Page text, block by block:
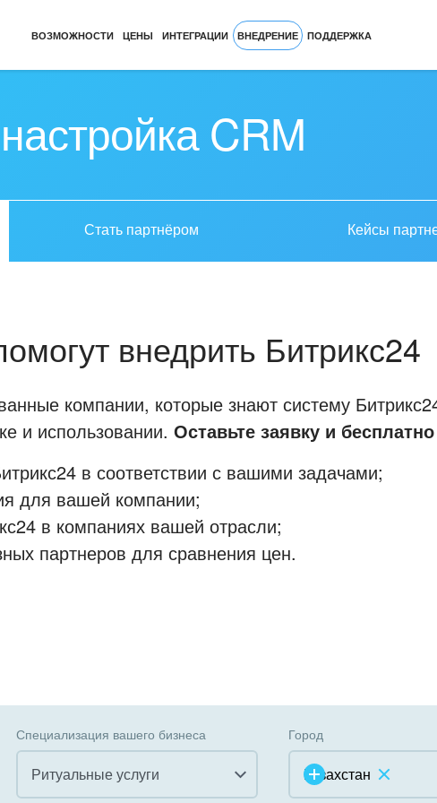
ВОЗМОЖНОСТИ ЦЕНЫ ИНТЕГРАЦИИ ВНЕДРЕНИЕ ПОДДЕРЖКА
CRM
Стать партнёром Кейсы
внедрить Битрикс24
компании, которые знают систему
и использовании. Оставьте заявку и
в соответствии с вашими задачами;
для вашей компании;
в компаниях вашей отрасли;
партнеров для сравнения цен.
Специализация вашего бизнеса
Ритуальные услуги
Город
Казахстан